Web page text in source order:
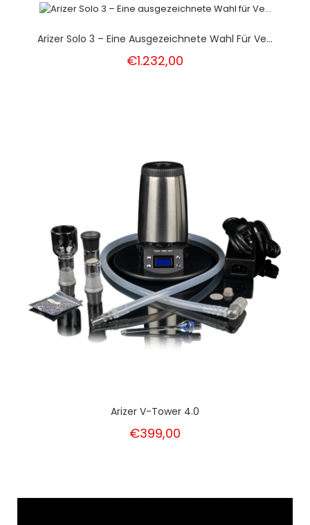
Arizer Solo 3 – Eine Ausgezeichnete Wahl Für Ve...
€1.232,00
Arizer V-Tower 4.0
€399,00